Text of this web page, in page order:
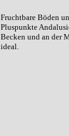
Fruchtbare Böden
Pluspunkte
Becken und an der
ideal.